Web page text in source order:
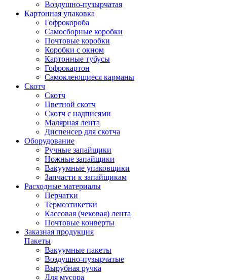
Воздушно-пузырчатая
Картонная упаковка
Гофрокороба
Самосборные коробки
Почтовые коробки
Коробки с окном
Картонные тубусы
Гофрокартон
Самоклеющиеся карманы
Скотч
Скотч
Цветной скотч
Скотч с надписями
Малярная лента
Диспенсер для скотча
Оборудование
Ручные запайщики
Ножные запайщики
Вакуумные упаковщики
Запчасти к запайщикам
Расходные материалы
Перчатки
Термоэтикетки
Кассовая (чековая) лента
Почтовые конверты
Заказная продукция
Пакеты
Вакуумные пакеты
Воздушно-пузырчатые
Вырубная ручка
Для мусора